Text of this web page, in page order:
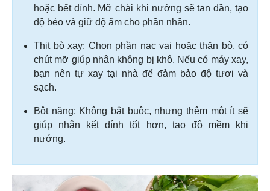
hoặc bết dính. Mỡ chài khi nướng sẽ tan dần, tạo
độ béo và giữ độ ẩm cho phần nhân.
Thịt bò xay: Chọn phần nạc vai hoặc thăn bò, có
chút mỡ giúp nhân không bị khô. Nếu có máy xay,
bạn nên tự xay tại nhà để đảm bảo độ tươi và
sạch.
Bột năng: Không bắt buộc, nhưng thêm một ít sẽ
giúp nhân kết dính tốt hơn, tạo độ mềm khi
nướng.